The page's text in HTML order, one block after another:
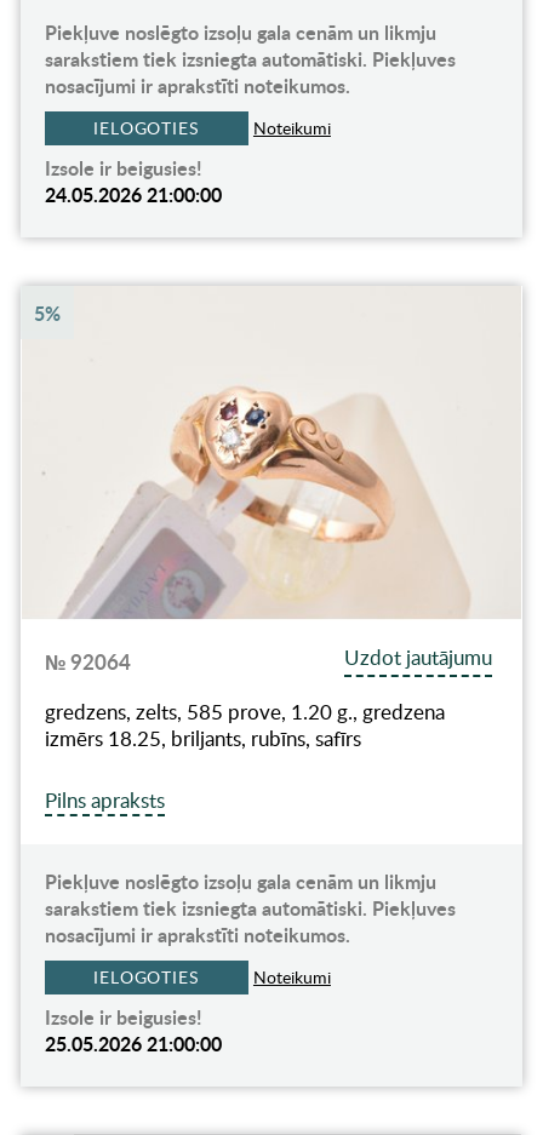
Piekļuve noslēgto izsoļu gala cenām un likmju
sarakstiem tiek izsniegta automātiski. Piekļuves
nosacījumi ir aprakstīti noteikumos.
IELOGOTIES Noteikumi
Izsole ir beigusies!
24.05.2026 21:00:00
5%
№ 92064
Uzdot jautājumu
gredzens, zelts, 585 prove, 1.20 g., gredzena
izmērs 18.25, briljants, rubīns, safīrs
Pilns apraksts
Piekļuve noslēgto izsoļu gala cenām un likmju
sarakstiem tiek izsniegta automātiski. Piekļuves
nosacījumi ir aprakstīti noteikumos.
IELOGOTIES Noteikumi
Izsole ir beigusies!
25.05.2026 21:00:00